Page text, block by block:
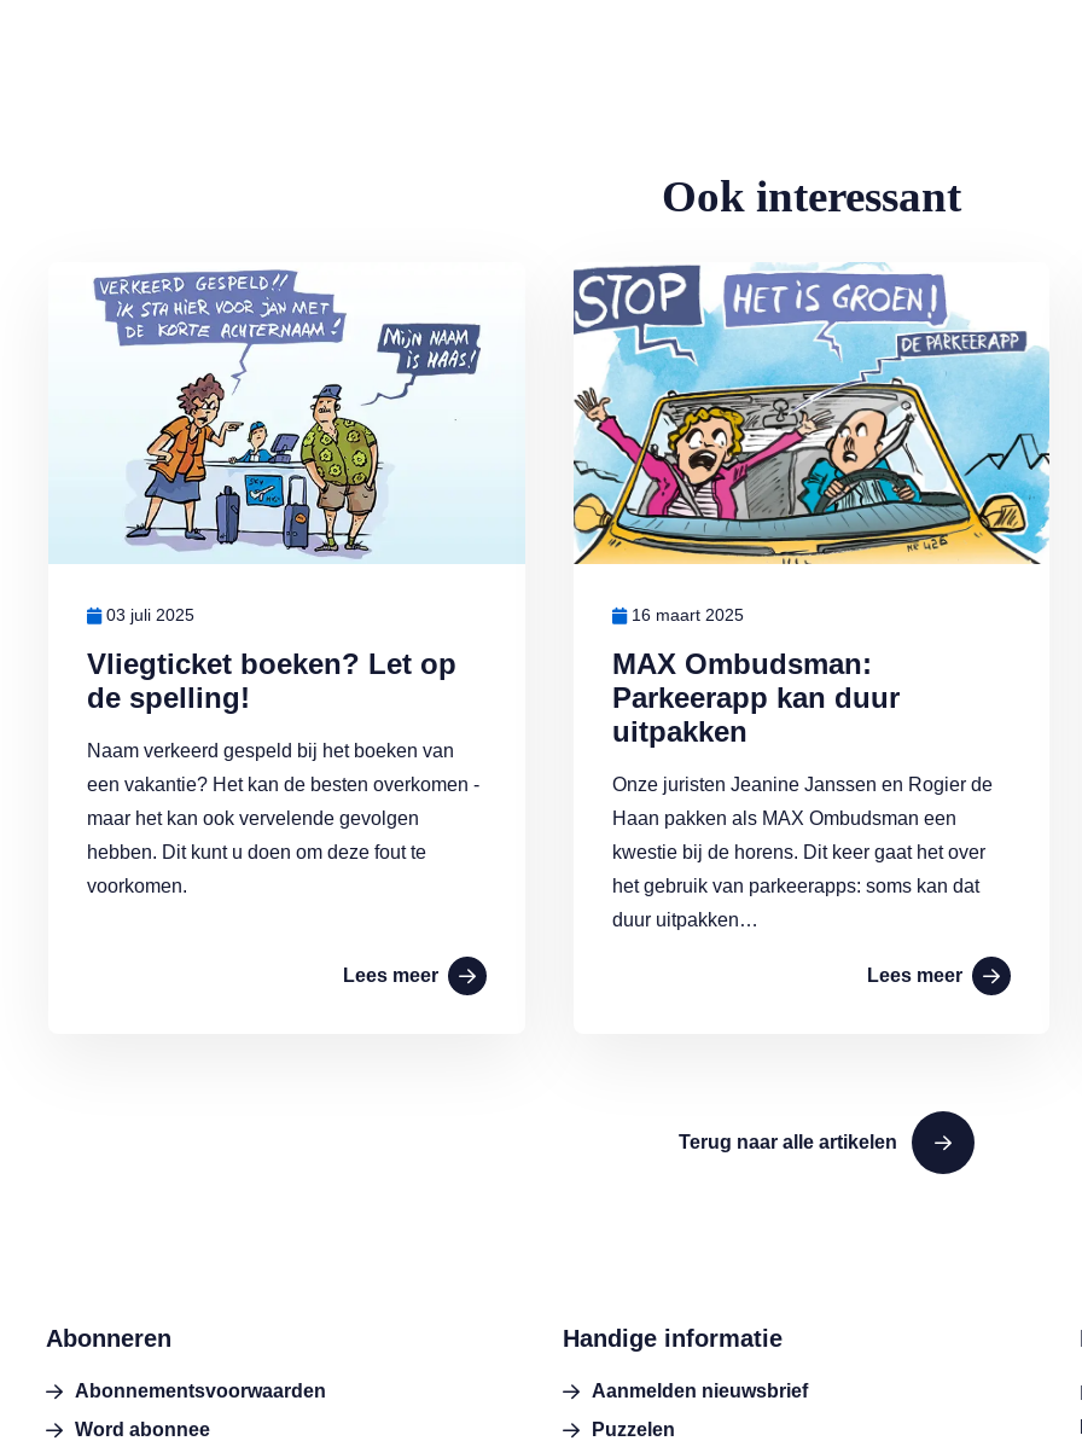
Ook interessant
Vliegticket boeken? Let op
de spelling!
03 juli 2025
Naam verkeerd gespeld bij het boeken van
een vakantie? Het kan de besten overkomen -
maar het kan ook vervelende gevolgen
hebben. Dit kunt u doen om deze fout te
voorkomen.
Lees meer
Lees meer over Vliegticket boeken? Let op de spelling!
MAX Ombudsman:
Parkeerapp kan duur
uitpakken
16 maart 2025
Onze juristen Jeanine Janssen en Rogier de
Haan pakken als MAX Ombudsman een
kwestie bij de horens. Dit keer gaat het over
het gebruik van parkeerapps: soms kan dat
duur uitpakken…
Lees meer
Lees meer over MAX Ombudsman: Parkeerapp kan duur
Terug naar alle artikelen
Abonneren
Abonnementsvoorwaarden
Word abonnee
Handige informatie
Aanmelden nieuwsbrief
Puzzelen